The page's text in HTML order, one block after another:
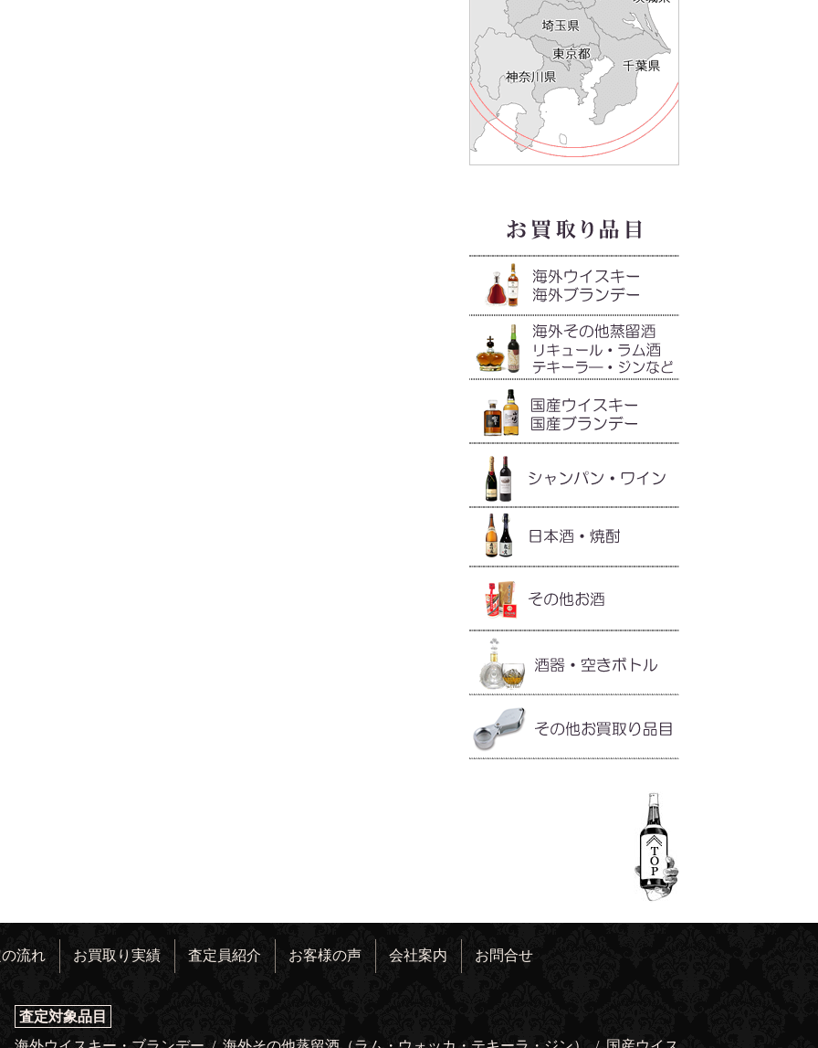
流れ お買取り実績 査定員紹介 お客様の声 会社案内 お問合せ
査定対象品目